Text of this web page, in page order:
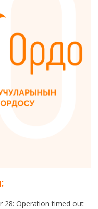
28: Operation timed out